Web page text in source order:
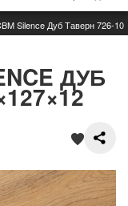
Silence Дуб Таверн 726-10
ДУБ